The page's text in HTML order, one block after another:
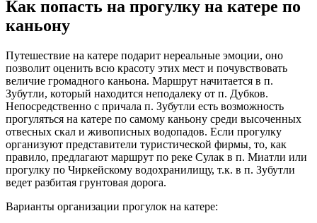
Как попасть на прогулку на катере по
каньону
Путешествие на катере подарит нереальные эмоции, оно
позволит оценить всю красоту этих мест и почувствовать
величие громадного каньона. Маршрут начитается в п.
Зубутли, который находится неподалеку от п. Дубков.
Непосредственно с причала п. Зубутли есть возможность
прогуляться на катере по самому каньону среди высоченных
отвесных скал и живописных водопадов. Если прогулку
организуют представители туристической фирмы, то, как
правило, предлагают маршрут по реке Сулак в п. Миатли или
прогулку по Чиркейскому водохранилищу, т.к. в п. Зубутли
ведет разбитая грунтовая дорога.
Варианты организации прогулок на катере: